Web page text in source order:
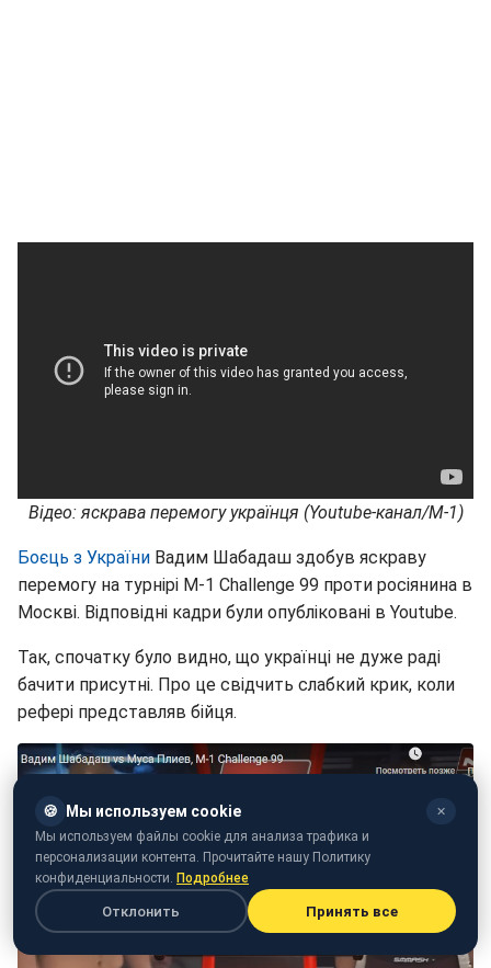
Відео: яскрава перемогу українця (Youtube-канал/М-1)
Боєць з України Вадим Шабадаш здобув яскраву
перемогу на турнірі М-1 Challenge 99 проти росіянина в
Москві. Відповідні кадри були опубліковані в Youtube.
Так, спочатку було видно, що українці не дуже раді
бачити присутні. Про це свідчить слабкий крик, коли
рефері представляв бійця.
🍪 Мы используем cookie ✕
Мы используем файлы cookie для анализа трафика и
персонализации контента. Прочитайте нашу Политику
конфиденциальности. Подробнее
Отклонить Принять все